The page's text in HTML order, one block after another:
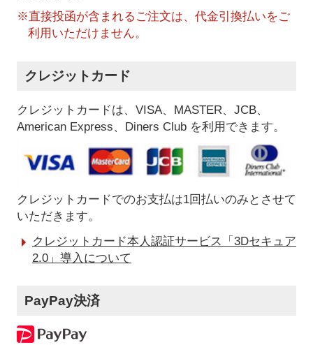
※直接投函が含まれるご注文は、代金引換払いをご
利用いただけません。
クレジットカード
クレジットカードは、VISA、MASTER、JCB、
American Express、Diners Club を利用できます。
クレジットカードでのお支払は1回払いのみとさせて
いただきます。
クレジットカード本人認証サービス「3Dセキュア
2.0」導入について
PayPay決済